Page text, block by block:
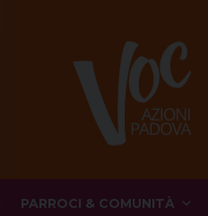
PARROCI & COMUNITÀ